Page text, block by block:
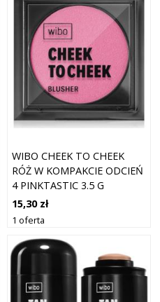
WIBO CHEEK TO CHEEK
RÓŻ W KOMPAKCIE ODCIEŃ
4 PINKTASTIC 3.5 G
15,30 zł
1 oferta